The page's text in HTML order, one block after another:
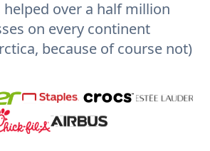
helped over a half million
on every continent
because of course not)